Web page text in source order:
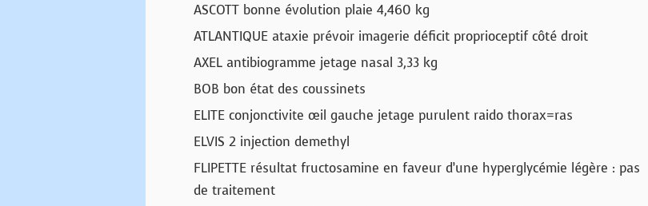
ASCOTT bonne évolution plaie 4,460 kg
ATLANTIQUE ataxie prévoir imagerie déficit proprioceptif côté droit
AXEL antibiogramme jetage nasal 3,33 kg
BOB bon état des coussinets
ELITE conjonctivite œil gauche jetage purulent raido thorax=ras
ELVIS 2 injection demethyl
FLIPETTE résultat fructosamine en faveur d’une hyperglycémie légère : pas
de traitement